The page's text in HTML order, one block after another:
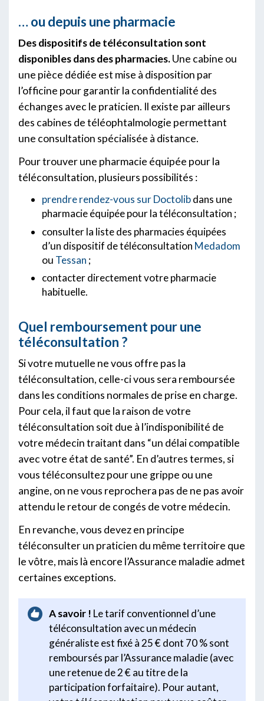
… ou depuis une pharmacie
Des dispositifs de téléconsultation sont
disponibles dans des pharmacies.Une cabine ou
une pièce dédiée est mise à disposition par
l’officine pour garantir la confidentialité des
échanges avec le praticien. Il existe par ailleurs
des cabines de téléophtalmologie permettant
une consultation spécialisée à distance.
Pour trouver une pharmacie équipée pour la
téléconsultation, plusieurs possibilités :
prendre rendez-vous sur Doctolibdans une
pharmacie équipée pour la téléconsultation ;
consulter la liste des pharmacies équipées
d’un dispositif de téléconsultation Medadom
ou Tessan ;
contacter directement votre pharmacie
habituelle.
Quel remboursement pour une
téléconsultation ?
Si votre mutuelle ne vous offre pas la
téléconsultation, celle-ci vous sera remboursée
dans les conditions normales de prise en charge.
Pour cela, il faut que la raison de votre
téléconsultation soit due à l’indisponibilité de
votre médecin traitant dans “un délai compatible
avec votre état de santé”. En d’autres termes, si
vous téléconsultez pour une grippe ou une
angine, on ne vous reprochera pas de ne pas avoir
attendu le retour de congés de votre médecin.
En revanche, vous devez en principe
téléconsulter un praticien du même territoire que
le vôtre, mais là encore l’Assurance maladie admet
certaines exceptions.
A savoir ! Le tarif conventionnel d’une
téléconsultation avec un médecin
généraliste est fixé à 25 € dont 70 % sont
remboursés par l’Assurance maladie (avec
une retenue de 2 € au titre de la
participation forfaitaire). Pour autant,